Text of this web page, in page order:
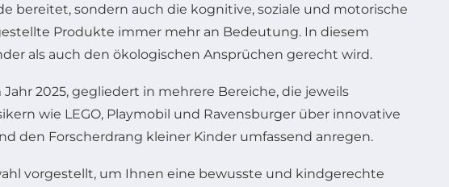
bereitet, sondern auch die kognitive, soziale und motorische
Produkte immer mehr an Bedeutung. In diesem
als auch den ökologischen Ansprüchen gerecht wird.
2025, gegliedert in mehrere Bereiche, die jeweils
wie LEGO, Playmobil und Ravensburger über innovative
den Forscherdrang kleiner Kinder umfassend anregen.
vorgestellt, um Ihnen eine bewusste und kindgerechte